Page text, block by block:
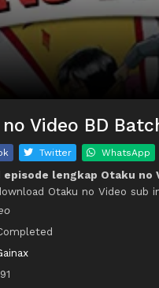
Video BD
Twitter WhatsApp
episode lengkap Otaku no
Otaku no Video sub